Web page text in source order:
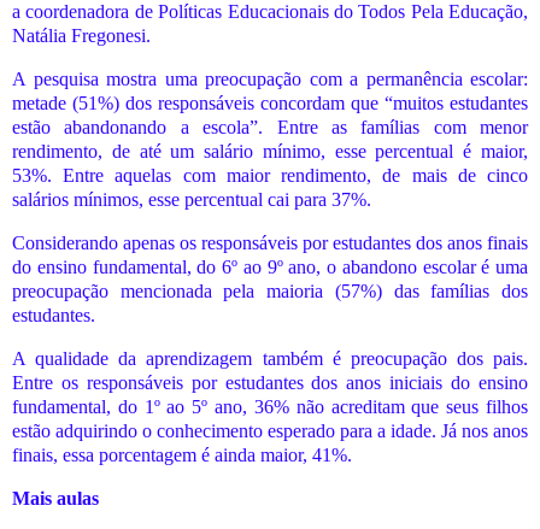
a coordenadora de Políticas Educacionais do Todos Pela Educação,
Natália Fregonesi.
A pesquisa mostra uma preocupação com a permanência escolar:
metade (51%) dos responsáveis concordam que “muitos estudantes
estão abandonando a escola”. Entre as famílias com menor
rendimento, de até um salário mínimo, esse percentual é maior,
53%. Entre aquelas com maior rendimento, de mais de cinco
salários mínimos, esse percentual cai para 37%.
Considerando apenas os responsáveis por estudantes dos anos finais
do ensino fundamental, do 6º ao 9º ano, o abandono escolar é uma
preocupação mencionada pela maioria (57%) das famílias dos
estudantes.
A qualidade da aprendizagem também é preocupação dos pais.
Entre os responsáveis por estudantes dos anos iniciais do ensino
fundamental, do 1º ao 5º ano, 36% não acreditam que seus filhos
estão adquirindo o conhecimento esperado para a idade. Já nos anos
finais, essa porcentagem é ainda maior, 41%.
Mais aulas